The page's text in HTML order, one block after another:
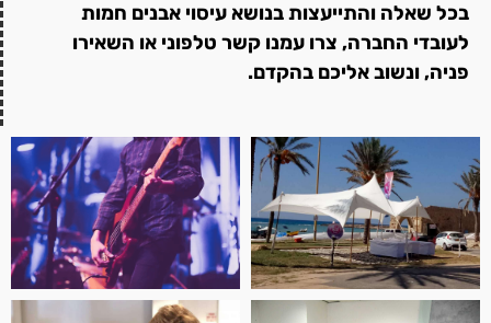
בכל שאלה והתייעצות בנושא עיסוי אבנים חמות
לעובדי החברה, צרו עמנו קשר טלפוני או השאירו
פניה, ונשוב אליכם בהקדם.